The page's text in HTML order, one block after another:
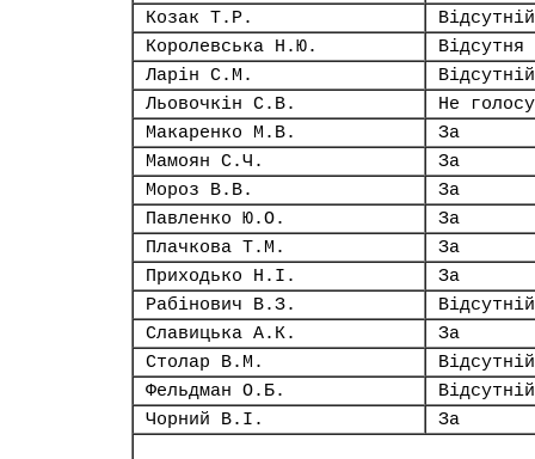
Козак Т.Р.
Відсутній
Королевська Н.Ю.
Відсутня
Ларін С.М.
Відсутній
Льовочкін С.В.
Не
Макаренко М.В.
За
Мамоян С.Ч.
За
Мороз В.В.
За
Павленко Ю.О.
За
Плачкова Т.М.
За
Приходько Н.І.
За
Рабінович В.З.
Відсутній
Славицька А.К.
За
Столар В.М.
Відсутній
Фельдман О.Б.
Відсутній
Чорний В.І.
За